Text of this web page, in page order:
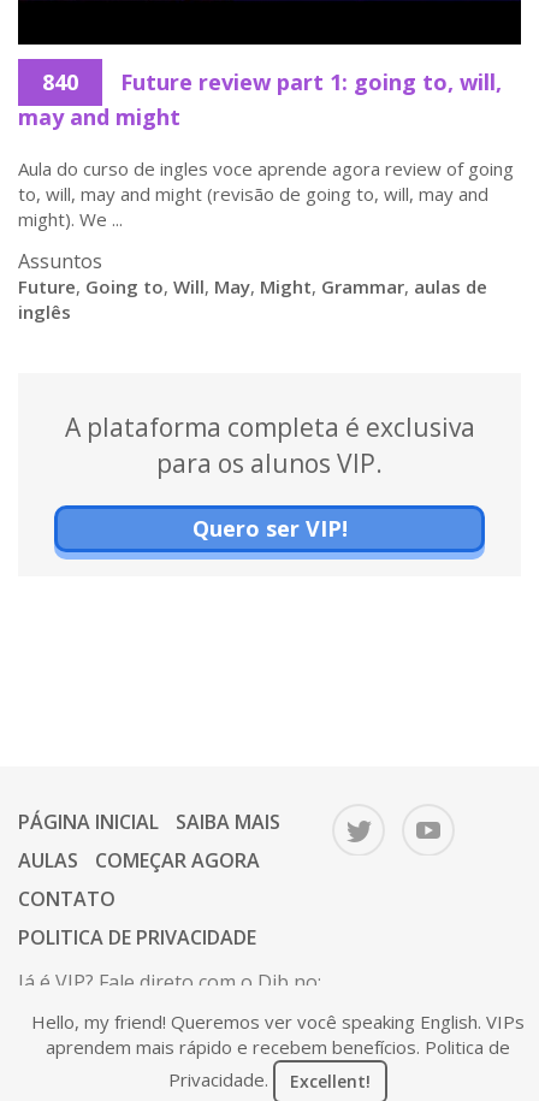
840
Future review part 1: going to, will,
may and might
Aula do curso de ingles voce aprende agora review of going
to, will, may and might (revisão de going to, will, may and
might). We ...
Assuntos
Future, Going to, Will, May, Might, Grammar, aulas de
inglês
A plataforma completa é exclusiva
para os alunos VIP.
Quero ser VIP!
PÁGINA INICIAL
SAIBA MAIS
AULAS
COMEÇAR AGORA
CONTATO
POLITICA DE PRIVACIDADE
Já é VIP? Fale direto com o Dib no:
Ou mande um e-mail para o Dib:
contato@voceaprendeagora.com
Hello, my friend! Queremos ver você speaking English. VIPs
aprendem mais rápido e recebem benefícios. Politica de
Privacidade. Excellent!